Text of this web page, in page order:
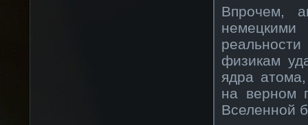
Впрочем,
немецкими
физикам
ядра
на верном
Вселенной